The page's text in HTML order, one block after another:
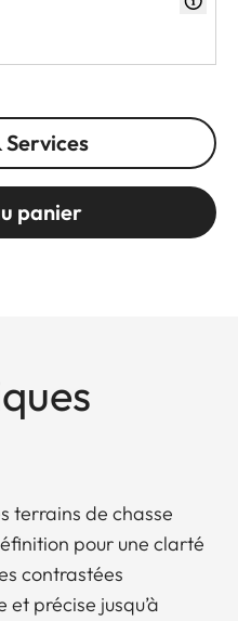
panier
terrains de chasse
pour une clarté
contrastées
précise jusqu’à